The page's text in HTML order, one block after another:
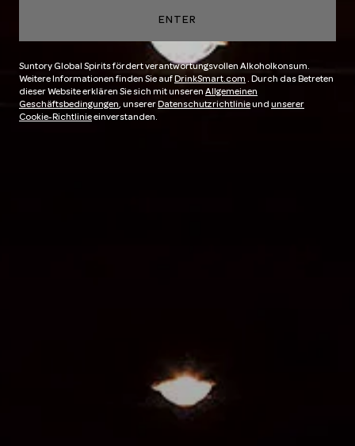
ENTER
Suntory Global Spirits fördert verantwortungsvollen Alkoholkonsum.
Weitere Informationen finden Sie aufDrinkSmart.com . Durch das Betreten
dieser Website erklären Sie sich mit unseren Allgemeinen
Geschäftsbedingungen, unsererDatenschutzrichtlinieund unserer
Cookie-Richtlinieeinverstanden.